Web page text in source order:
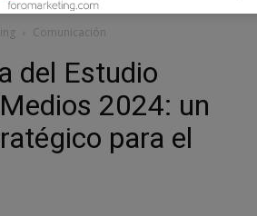
Comunicación
del Estudio
2024: un
para el